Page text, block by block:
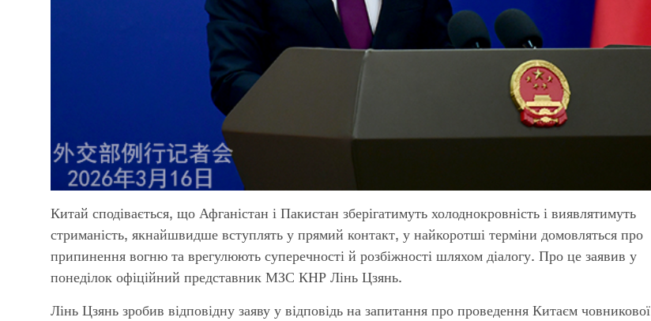
Китай сподівається, що Афганістан і Пакистан зберігатимуть холоднокровність і виявлятимуть
стриманість, якнайшвидше вступлять у прямий контакт, у найкоротші терміни домовляться про
припинення вогню та врегулюють суперечності й розбіжності шляхом діалогу. Про це заявив у
понеділок офіційний представник МЗС КНР Лінь Цзянь.
Лінь Цзянь зробив відповідну заяву у відповідь на запитання про проведення Китаєм човникової